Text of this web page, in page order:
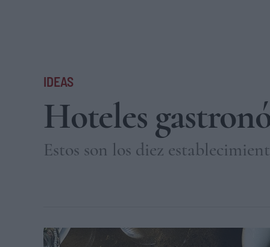
IDEAS
Hoteles
Estos son los diez
Platos de Claris Hotel & Spa GL, uno de los diez hoteles de